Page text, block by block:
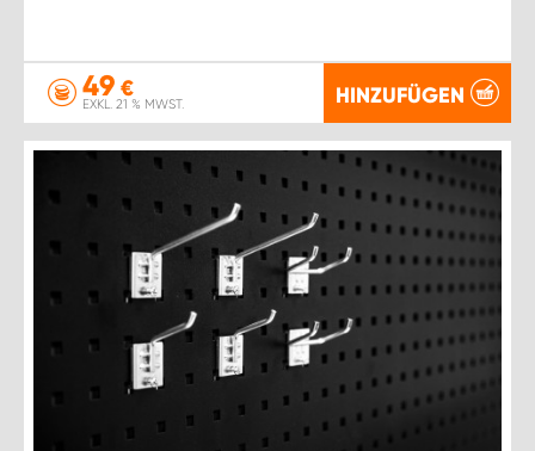
49 €
EXKL. 21 % MWST. HINZUFÜGEN